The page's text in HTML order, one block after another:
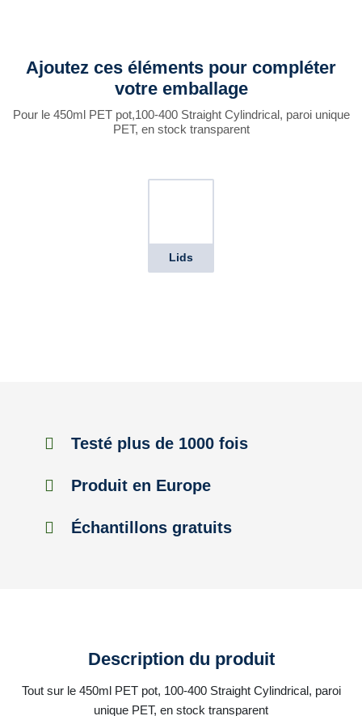
Ajoutez ces éléments pour compléter
votre emballage
Pour le 450ml PET pot,100-400 Straight Cylindrical, paroi unique
PET, en stock transparent
Lids
Testé plus de 1000 fois
Produit en Europe
Échantillons gratuits
Description du produit
Tout sur le 450ml PET pot, 100-400 Straight Cylindrical, paroi
unique PET, en stock transparent